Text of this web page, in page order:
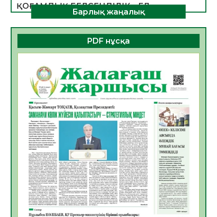
ҚОҒАМДЫҚ БЕЛСЕНДІЛІК – ЕЛ
ДАМУЫНЫҢ НЕГІЗІ
06.08.2026
32 0
ҚҰРЫЛТАЙ САЙЛАУЫ – БОЛАШАҚҚА
06.08.2026
Инфекциялық ауруларға қарсы иммундау
жұмыстарының тиімділігі
06.08.2026
36
Көкжөтел ауруы туралы
06.08.2026
33
АПВ вакцинасы туралы мәлімет
06.08.2026
33
Open Air: Қызылорда облысы полиция
департаменті 20 мыңнан астам
көрерменнің қауіпсіздігін қамтамасыз етті
Барлық жаңалық
PDF нұсқа